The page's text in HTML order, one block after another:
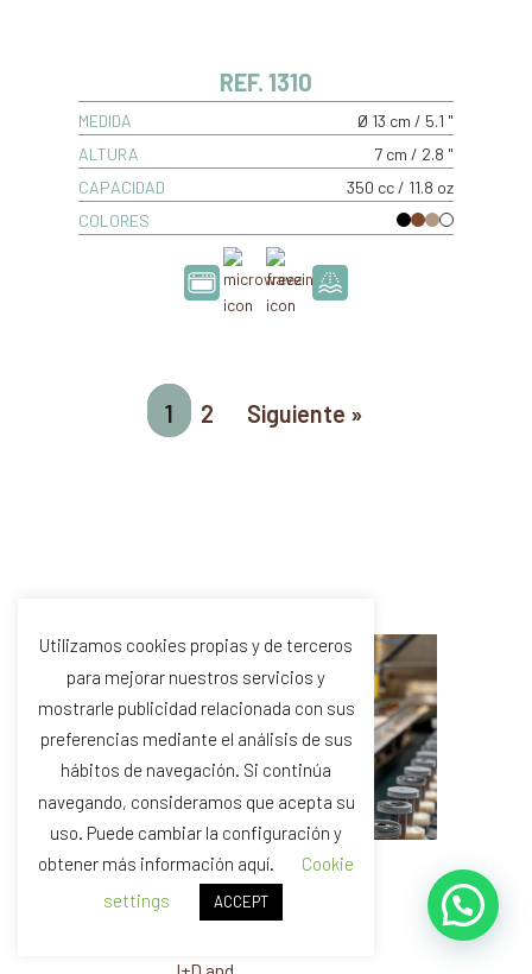
REF. 1310
MEDIDA
Ø 13 cm / 5.1 "
ALTURA
7 cm / 2.8 "
CAPACIDAD
350 cc / 11.8 oz
COLORES
1 2 Siguiente »
Utilizamos cookies propias y de terceros
para mejorar nuestros servicios y
mostrarle publicidad relacionada con sus
preferencias mediante el análisis de sus
hábitos de navegación. Si continúa
navegando, consideramos que acepta su
uso. Puede cambiar la configuración y
obtener más información aquí.
Cookie
settings
ACCEPT